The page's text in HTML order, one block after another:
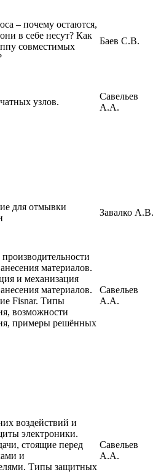
– почему остаются,
в себе несут? Как
совместимых
Баев С.В.
узлов.
Савельев
А.А.
для отмывки
Завалко А.В.
материалов.
и механизация
материалов.
Fisnar. Типы
возможности
примеры решённых
Савельев
А.А.
воздействий и
электроники.
стоящие перед
и
Типы защитных
Савельев
А.А.